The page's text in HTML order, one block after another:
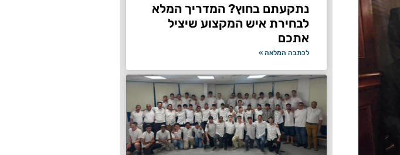
נתקעתם בחוץ? המדריך המלא
לבחירת איש המקצוע שיציל
אתכם
לכתבה המלאה »